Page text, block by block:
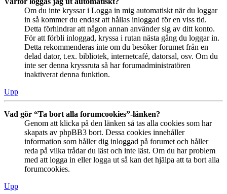
Om du inte kryssar i Logga in mig automatiskt när du loggar
in så kommer du endast att hållas inloggad för en viss tid.
Detta förhindrar att någon annan använder sig av ditt konto.
För att förbli inloggad, kryssa i rutan nästa gång du loggar in.
Detta rekommenderas inte om du besöker forumet från en
delad dator, t.ex. bibliotek, internetcafé, datorsal, osv. Om du
inte ser denna kryssruta så har forumadministratören
inaktiverat denna funktion.
Upp
Vad gör “Ta bort alla forumcookies”-länken?
Genom att klicka på den länken så tas alla cookies som har
skapats av phpBB3 bort. Dessa cookies innehåller
information som håller dig inloggad på forumet och håller
reda på vilka trådar du läst och inte läst. Om du har problem
med att logga in eller logga ut så kan det hjälpa att ta bort alla
forumcookies.
Upp